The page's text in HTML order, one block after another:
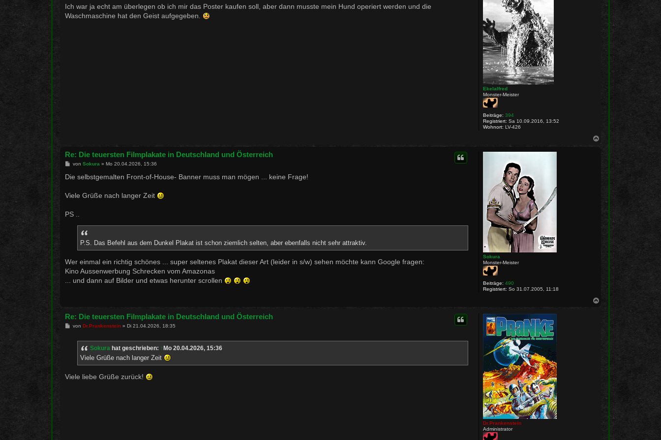
Ekelalfred
Monster-Meister
Beiträge: 394
Registriert: Sa 10.09.2016, 13:52
Wohnort: LV-426
i
t
r
Ich war ja echt am überlegen ob ich mir das Poster kaufen soll, aber dann musste mein Hund operiert werden und die
Waschmaschine hat den Geist aufgegeben.
Sokura
Monster-Meister
Beiträge: 490
Registriert: So 31.07.2005, 11:18
Re: Die teuersten Filmplakate in Deutschland und Österreich
B
i
t
a
g
von Sokura » Mo 20.04.2026, 15:36
Die selbstgemalten Front-of-House- Banner muss man mögen ... keine Frage!
Viele Grüße nach langer Zeit
PS ..
P.S. Das Befehl aus dem Dunkel Plakat ist schon ziemlich selten, aber ebenfalls nicht sehr attraktiv.
Wer einmal ein richtig schönes ... super seltenes Plakat dieser Art (leider in s/w) sehen möchte kann Google fragen:
Kino Aussenwerbung Schrecken vom Amazonas
... und dann auf Bilder und etwas herunter scrollen
Dr.Prankenstein
Administrator
Re: Die teuersten Filmplakate in Deutschland und Österreich
Bvon Dr.Prankenstein» Di 21.04.2026, 18:35
Sokura hat geschrieben: ↑ Mo 20.04.2026, 15:36
Viele Grüße nach langer Zeit
Viele liebe Grüße zurück!